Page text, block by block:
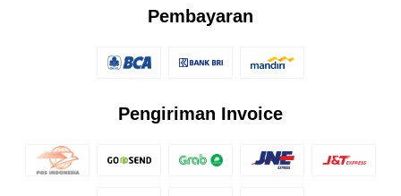
Pembayaran
Pengiriman Invoice